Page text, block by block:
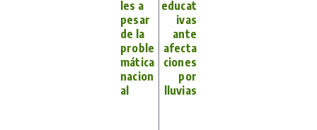
les a
pesar
de la
proble
mática
nacion
al
educat
ivas
ante
afecta
ciones
por
lluvias